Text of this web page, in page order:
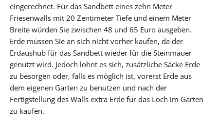
eingerechnet. Für das Sandbett eines zehn Meter
Friesenwalls mit 20 Zentimeter Tiefe und einem Meter
Breite würden Sie zwischen 48 und 65 Euro ausgeben.
Erde müssen Sie an sich nicht vorher kaufen, da der
Erdaushub für das Sandbett wieder für die Steinmauer
genutzt wird. Jedoch lohnt es sich, zusätzliche Säcke Erde
zu besorgen oder, falls es möglich ist, vorerst Erde aus
dem eigenen Garten zu benutzen und nach der
Fertigstellung des Walls extra Erde für das Loch im Garten
zu kaufen.